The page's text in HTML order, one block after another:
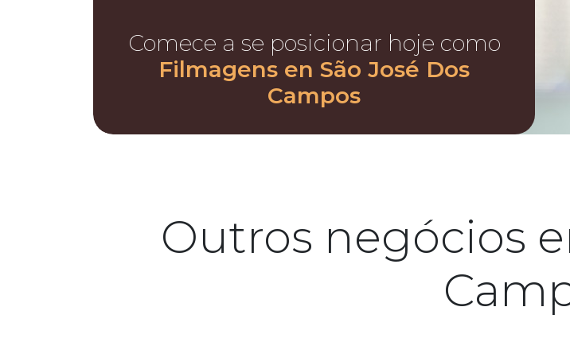
Comece a se posicionar hoje como
Filmagens en São José Dos
Campos
Outros negócios